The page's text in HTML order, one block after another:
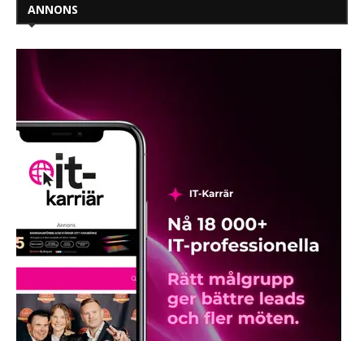
ANNONS